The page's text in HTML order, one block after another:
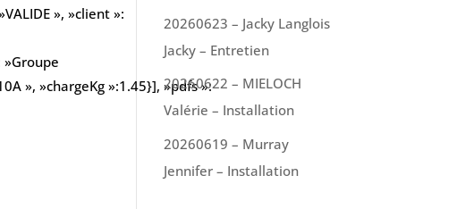
», »client »:
», »chargeKg »:1.45}], »pdfs »:
20260623 – Jacky Langlois
Jacky – Entretien
20260622 – MIELOCH
Valérie – Installation
20260619 – Murray
Jennifer – Installation